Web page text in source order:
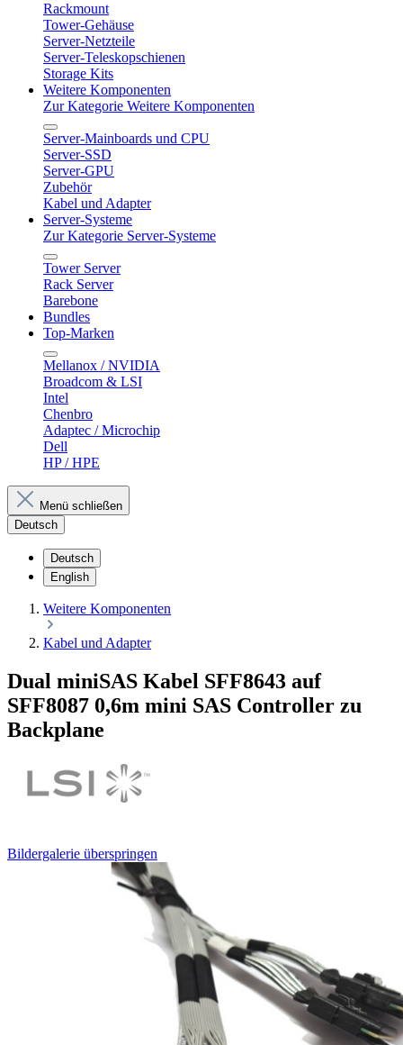
Rackmount
Tower-Gehäuse
Server-Netzteile
Server-Teleskopschienen
Storage Kits
Weitere Komponenten
Zur Kategorie Weitere Komponenten
Server-Mainboards und CPU
Server-SSD
Server-GPU
Zubehör
Kabel und Adapter
Server-Systeme
Zur Kategorie Server-Systeme
Tower Server
Rack Server
Barebone
Bundles
Top-Marken
Mellanox / NVIDIA
Broadcom & LSI
Intel
Chenbro
Adaptec / Microchip
Dell
HP / HPE
Menü schließen
Deutsch
Deutsch
English
Weitere Komponenten
Kabel und Adapter
Dual miniSAS Kabel SFF8643 auf
SFF8087 0,6m mini SAS Controller zu
Backplane
Bildergalerie überspringen